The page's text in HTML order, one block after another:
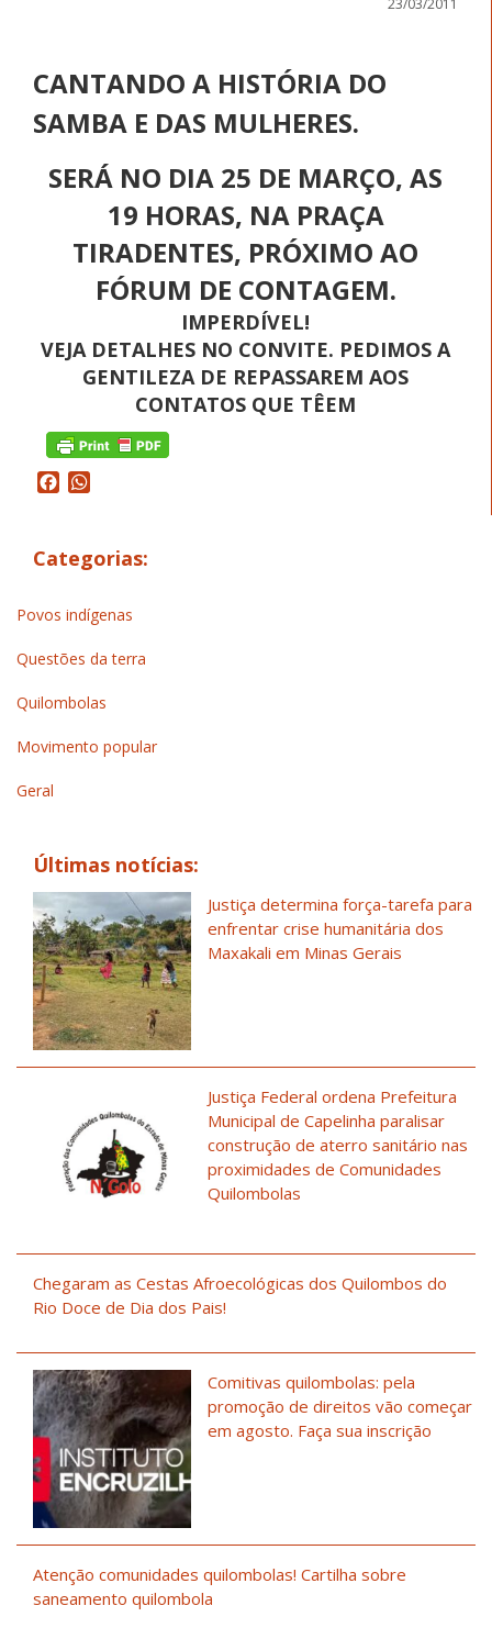
CANTANDO A HISTÓRIA DO
SAMBA E DAS MULHERES.
SERÁ NO DIA 25 DE MARÇO, AS
19 HORAS, NA PRAÇA
TIRADENTES, PRÓXIMO AO
FÓRUM DE CONTAGEM.
IMPERDÍVEL!
VEJA DETALHES NO CONVITE. PEDIMOS A
GENTILEZA DE REPASSAREM AOS
CONTATOS QUE TÊEM
Facebook
Categorias:
Povos indígenas
Questões da terra
Quilombolas
Movimento popular
Geral
Últimas notícias:
Justiça determina força-tarefa para
enfrentar crise humanitária dos
Maxakali em Minas Gerais
Justiça Federal ordena Prefeitura
Municipal de Capelinha paralisar
construção de aterro sanitário nas
proximidades de Comunidades
Quilombolas
Chegaram as Cestas Afroecológicas dos Quilombos do
Rio Doce de Dia dos Pais!
Comitivas quilombolas: pela
promoção de direitos vão começar
em agosto. Faça sua inscrição
Atenção comunidades quilombolas! Cartilha sobre
saneamento quilombola